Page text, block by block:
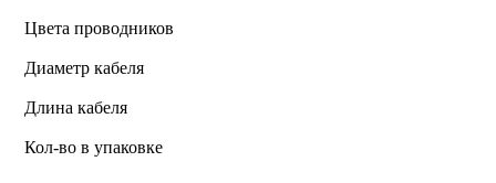
Цвета проводников
Диаметр кабеля
Длина кабеля
Кол-во в упаковке